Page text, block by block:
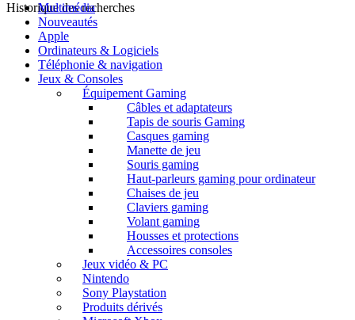
Historique des recherches
Multimédia
Nouveautés
Apple
Ordinateurs & Logiciels
Téléphonie & navigation
Jeux & Consoles
Équipement Gaming
Câbles et adaptateurs
Tapis de souris Gaming
Casques gaming
Manette de jeu
Souris gaming
Haut-parleurs gaming pour ordinateur
Chaises de jeu
Claviers gaming
Volant gaming
Housses et protections
Accessoires consoles
Jeux vidéo & PC
Nintendo
Sony Playstation
Produits dérivés